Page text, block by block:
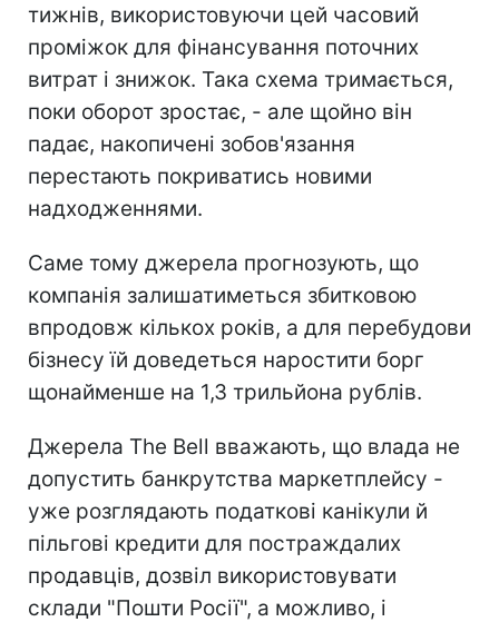
тижнів, використовуючи цей часовий
проміжок для фінансування поточних
витрат і знижок. Така схема тримається,
поки оборот зростає, - але щойно він
падає, накопичені зобов'язання
перестають покриватись новими
надходженнями.
Саме тому джерела прогнозують, що
компанія залишатиметься збитковою
впродовж кількох років, а для перебудови
бізнесу їй доведеться наростити борг
щонайменше на 1,3 трильйона рублів.
Джерела The Bell вважають, що влада не
допустить банкрутства маркетплейсу -
уже розглядають податкові канікули й
пільгові кредити для постраждалих
продавців, дозвіл використовувати
склади "Пошти Росії", а можливо, і